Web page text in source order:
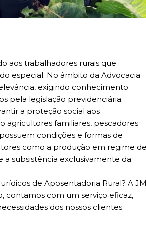
aos trabalhadores rurais que
especial. No âmbito da Advocacia
exigindo conhecimento
pela legislação previdenciária.
a proteção social aos
agricultores familiares, pescadores
condições e formas de
como a produção em regime de
subsistência exclusivamente da
de Aposentadoria Rural? A
contamos com um serviço eficaz,
dos nossos clientes.